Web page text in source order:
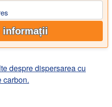
informații
despre dispersarea cu
carbon.